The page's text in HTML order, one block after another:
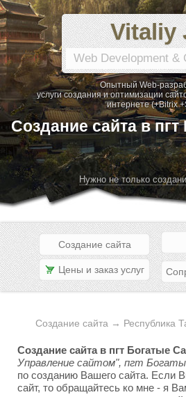
Vitaliy
Web Development &
Опытный Web-
услуги создания и оптимизации
интернете (+Bitrix
Создание сайта в
Нужно не только
Создание сайта
Цены и заказ услуг
Создание сайта → Республика
Создание сайта в пгт Богатые
Управление сайтом", пгт
по созданию Вашего сайта. Если
сайт, то обращайтесь ко мне - я